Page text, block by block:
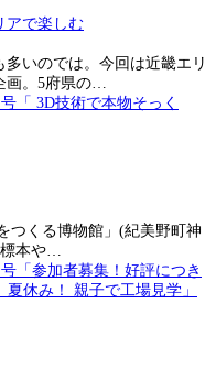
アで楽しむ
いのでは。今回は近畿エリ
画。5府県の…
つくる博物館」(紀美野町神
標本や…